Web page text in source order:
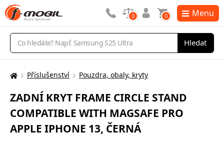
Vyhledávání
Hledat
0 0 Menu
Zde
nacházíte:
Příslušenství Pouzdra, obaly, kryty
ZADNÍ KRYT FRAME CIRCLE STAND
COMPATIBLE WITH MAGSAFE PRO
APPLE IPHONE 13, ČERNÁ